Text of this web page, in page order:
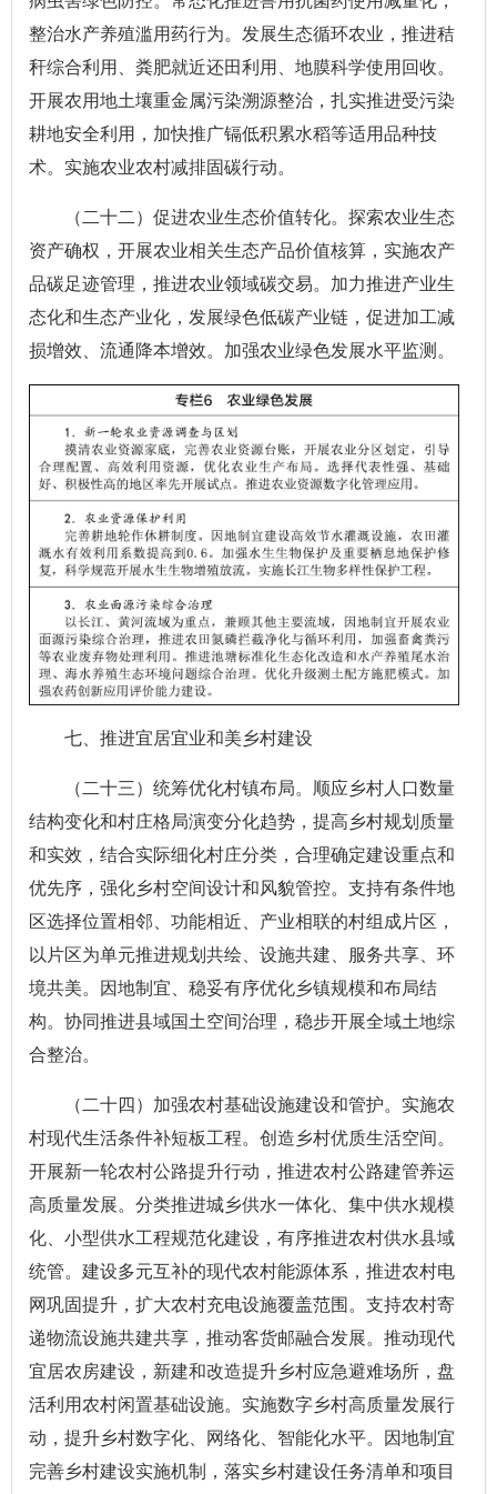
整治水产养殖滥用药行为。发展生态循环农业，推进秸
秆综合利用、粪肥就近还田利用、地膜科学使用回收。
开展农用地土壤重金属污染溯源整治，扎实推进受污染
耕地安全利用，加快推广镉低积累水稻等适用品种技
术。实施农业农村减排固碳行动。
（二十二）促进农业生态价值转化。探索农业生态
资产确权，开展农业相关生态产品价值核算，实施农产
品碳足迹管理，推进农业领域碳交易。加力推进产业生
态化和生态产业化，发展绿色低碳产业链，促进加工减
损增效、流通降本增效。加强农业绿色发展水平监测。
七、推进宜居宜业和美乡村建设
（二十三）统筹优化村镇布局。顺应乡村人口数量
结构变化和村庄格局演变分化趋势，提高乡村规划质量
和实效，结合实际细化村庄分类，合理确定建设重点和
优先序，强化乡村空间设计和风貌管控。支持有条件地
区选择位置相邻、功能相近、产业相联的村组成片区，
以片区为单元推进规划共绘、设施共建、服务共享、环
境共美。因地制宜、稳妥有序优化乡镇规模和布局结
构。协同推进县域国土空间治理，稳步开展全域土地综
合整治。
（二十四）加强农村基础设施建设和管护。实施农
村现代生活条件补短板工程。创造乡村优质生活空间。
开展新一轮农村公路提升行动，推进农村公路建管养运
高质量发展。分类推进城乡供水一体化、集中供水规模
化、小型供水工程规范化建设，有序推进农村供水县域
统管。建设多元互补的现代农村能源体系，推进农村电
网巩固提升，扩大农村充电设施覆盖范围。支持农村寄
递物流设施共建共享，推动客货邮融合发展。推动现代
宜居农房建设，新建和改造提升乡村应急避难场所，盘
活利用农村闲置基础设施。实施数字乡村高质量发展行
动，提升乡村数字化、网络化、智能化水平。因地制宜
完善乡村建设实施机制，落实乡村建设任务清单和项目